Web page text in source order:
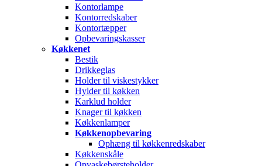
Kontorlampe
Kontorredskaber
Kontortæpper
Opbevaringskasser
Køkkenet
Bestik
Drikkeglas
Holder til viskestykker
Hylder til køkken
Karklud holder
Knager til køkken
Køkkenlamper
Køkkenopbevaring
Ophæng til køkkenredskaber
Køkkenskåle